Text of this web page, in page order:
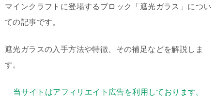
マインクラフトに登場するブロック「遮光ガラス」につい
ての記事です。
遮光ガラスの入手方法や特徴、その補足などを解説しま
す。
当サイトはアフィリエイト広告を利用しております。